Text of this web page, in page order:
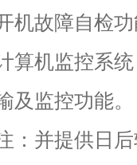
机故障自检功能
算机监控系统
及监控功能。
：并提供日